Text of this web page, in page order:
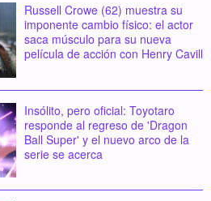
Russell Crowe (62) muestra su
imponente cambio físico: el actor
saca músculo para su nueva
película de acción con Henry Cavill
Insólito, pero oficial: Toyotaro
responde al regreso de 'Dragon
Ball Super' y el nuevo arco de la
serie se acerca